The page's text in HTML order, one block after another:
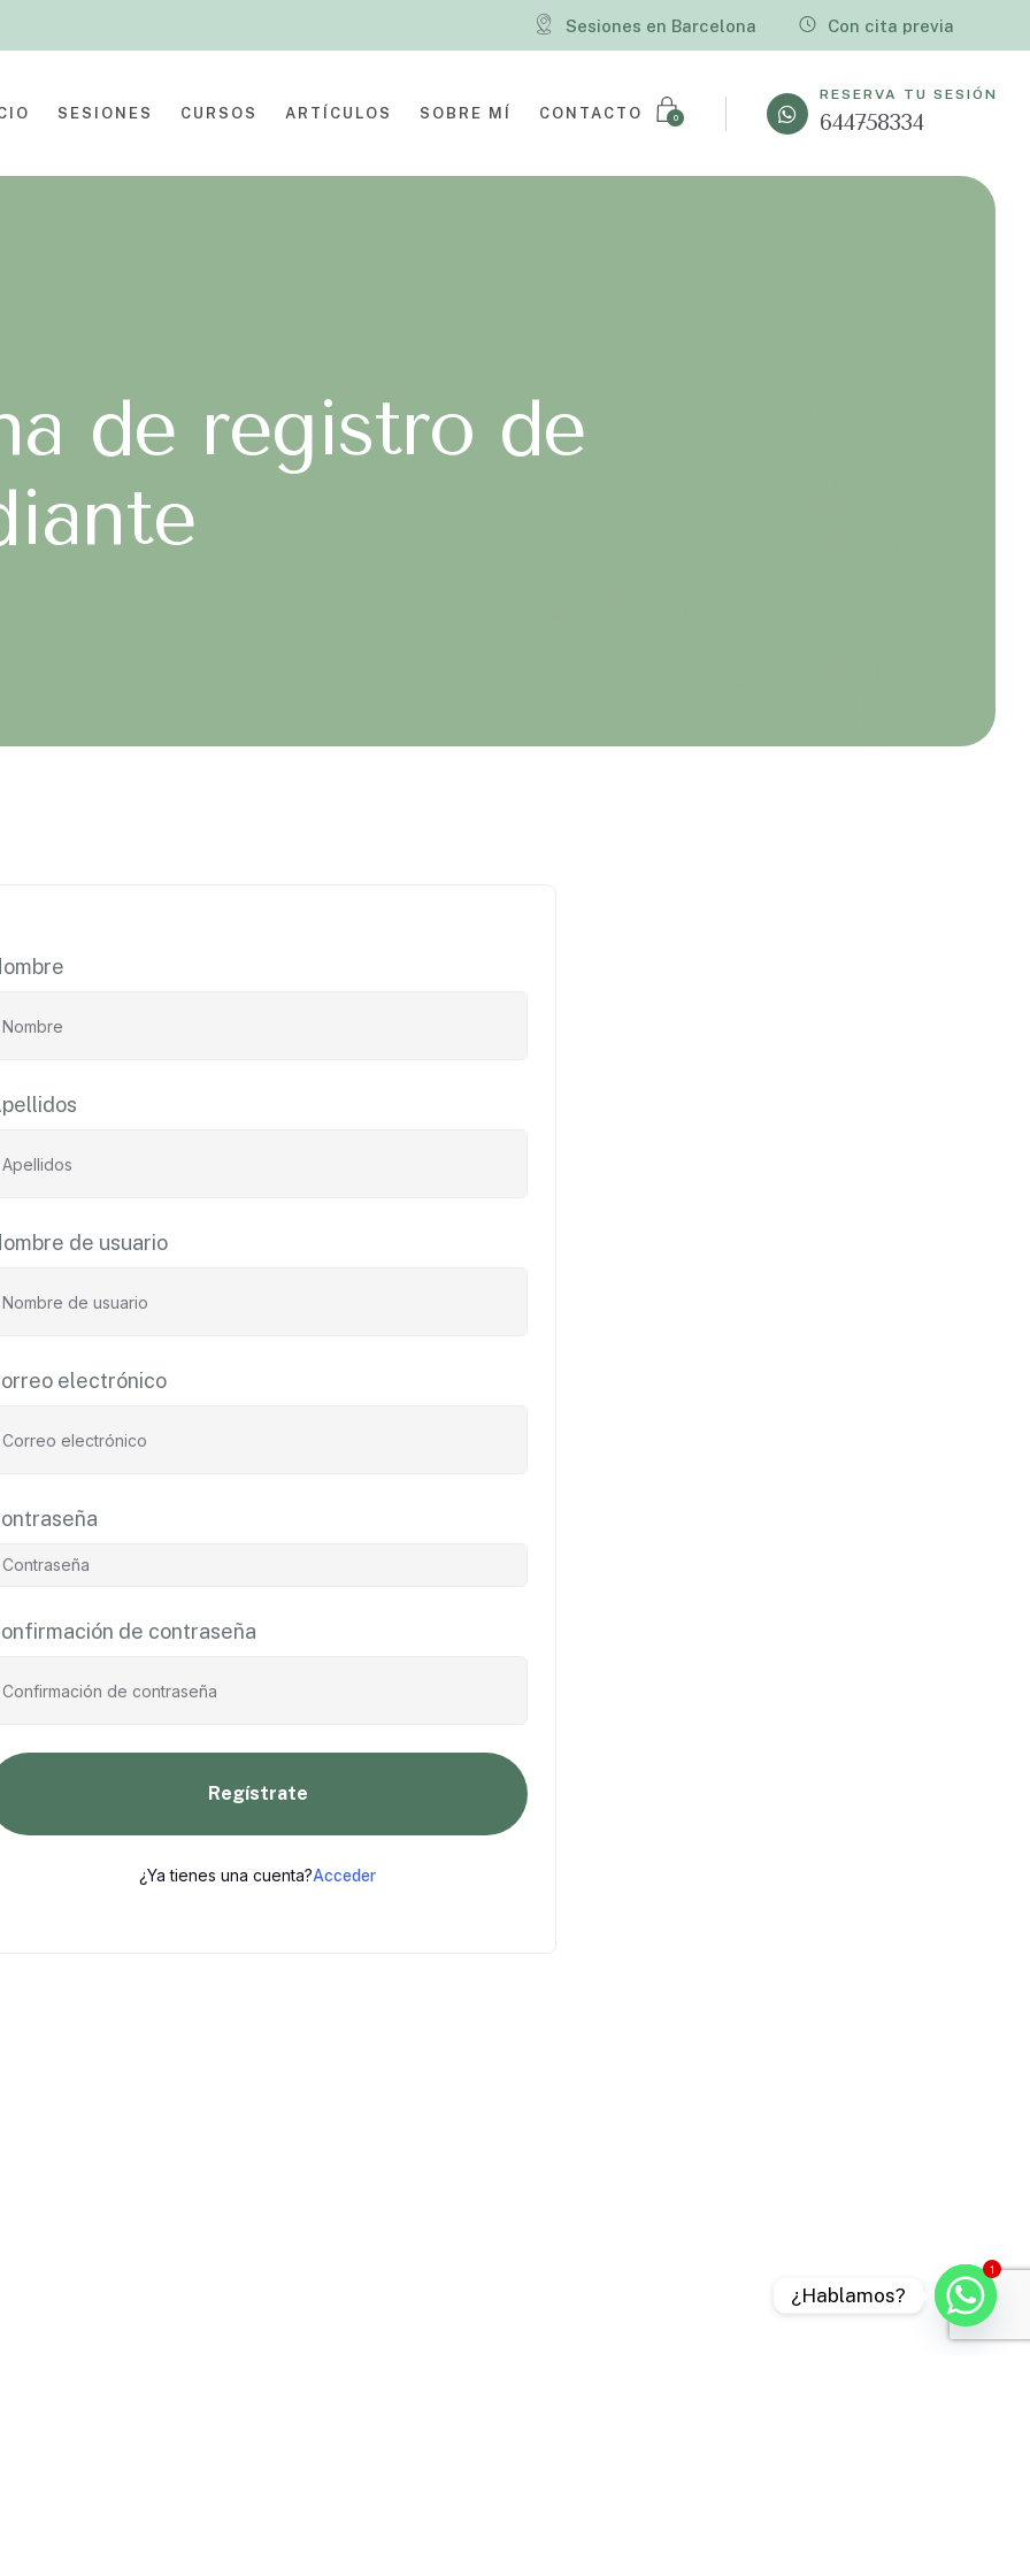
Sesiones en Barcelona Con cita previa
SESIONES CURSOS ARTÍCULOS SOBRE MÍ CONTACTO 0
RESERVA TU SESIÓN
644758334
de registro de
de usuario
electrónico
de contraseña
Regístrate
¿Ya tienes una cuenta?Acceder
1
¿Hablamos?